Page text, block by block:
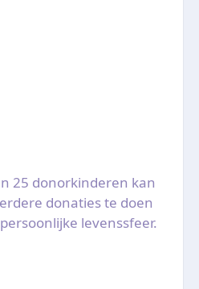
25 donorkinderen kan
donaties te doen
levenssfeer.